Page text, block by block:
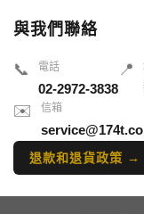
與我們聯絡
📞 電話
02-2972-3838
📍
✉️ 信箱
退款和退貨政策 →